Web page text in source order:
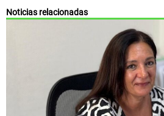
Noticias relacionadas